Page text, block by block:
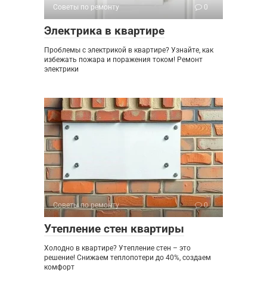
Советы по ремонту 0
Электрика в квартире
Проблемы с электрикой в квартире? Узнайте, как
избежать пожара и поражения током! Ремонт
электрики
Советы по ремонту 0
Утепление стен квартиры
Холодно в квартире? Утепление стен – это
решение! Снижаем теплопотери до 40%, создаем
комфорт